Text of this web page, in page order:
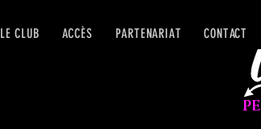
LE CLUB ACCÈS PARTENARIAT CONTACT